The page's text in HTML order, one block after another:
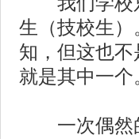
生（技校生
知，但这也
就是其中一个
一次偶然的